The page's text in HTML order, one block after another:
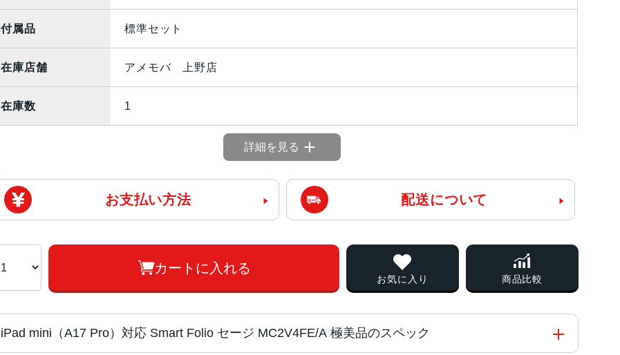
付属品 標準セット
在庫店舗 アメモバ 上野店
在庫数 1
詳細を見る
お支払い方法 配送について
カートに入れる
お気に入り 商品比較
iPad mini（A17 Pro）対応 Smart Folio セージ MC2V4FE/A 極美品のスペック